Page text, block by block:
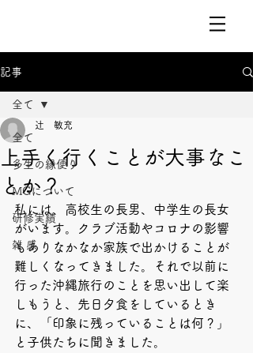
記事
全て
多生の縁便り
MGについて
研修実績
雑 感
全て
上手く行くことが大事なこ
とか？
辻 敏充
私には、高校生の長男、中学生の長女
がいます。クラブ活動やコロナの影響
もありなかなか家族で出かけることが
難しくなってきました。それで以前に
行った沖縄旅行のことを思い出して楽
しもうと、先日夕食をしているとき
に、「印象に残っていることは何？」
と子供たちに聞きました。